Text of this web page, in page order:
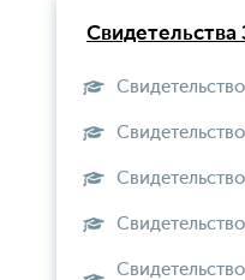
Свидетельства